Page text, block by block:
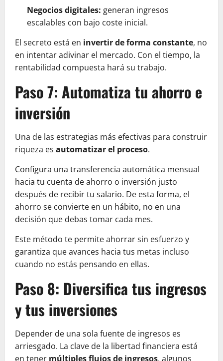
Negocios digitales: generan ingresos
escalables con bajo coste inicial.
El secreto está en invertir de forma constante, no
en intentar adivinar el mercado. Con el tiempo, la
rentabilidad compuesta hará su trabajo.
Paso 7: Automatiza tu ahorro e
inversión
Una de las estrategias más efectivas para construir
riqueza es automatizar el proceso.
Configura una transferencia automática mensual
hacia tu cuenta de ahorro o inversión justo
después de recibir tu salario. De esta forma, el
ahorro se convierte en un hábito, no en una
decisión que debas tomar cada mes.
Este método te permite ahorrar sin esfuerzo y
garantiza que avances hacia tus metas incluso
cuando no estás pensando en ellas.
Paso 8: Diversifica tus ingresos
y tus inversiones
Depender de una sola fuente de ingresos es
arriesgado. La clave de la libertad financiera está
en tener múltiples flujos de ingresos, algunos